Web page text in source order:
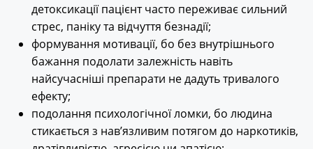
детоксикації пацієнт часто переживає сильний
стрес, паніку та відчуття безнадії;
формування мотивації, бо без внутрішнього
бажання подолати залежність навіть
найсучасніші препарати не дадуть тривалого
ефекту;
подолання психологічної ломки, бо людина
стикається з нав’язливим потягом до наркотиків,